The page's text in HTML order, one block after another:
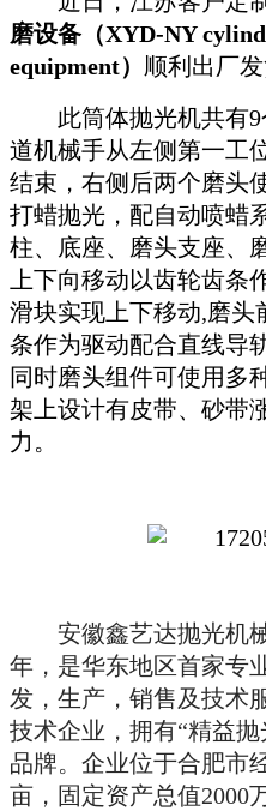
磨设备（XYD-NY
equipment） 顺利出厂发
此筒体抛光机共有
道机械手从左侧第一工
结束 ， 右侧后两个磨头
打蜡抛光，配自动喷蜡
柱、底座、磨头支座、
上下向移动以齿轮齿条
滑块实现上下移动,磨头
条作为驱动配合直线导
同时磨头组件可使用多
架上设计有皮带、砂带
力。
安徽鑫艺达抛光机
年，是华东地区首家专
发，生产，销售及技术
技术企业，拥有“精益
品牌。企业位于合肥市
亩，固定资产总值2000